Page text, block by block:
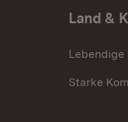
Land &
Lebendige
Starke